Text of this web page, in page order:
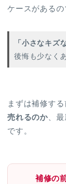
ケースがあるの
「小さなキズ
後悔も少なく
まずは補修す
売れるのか 、
です。
補修の